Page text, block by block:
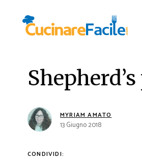
MYRIAM AMATO
13 Giugno 2018
CONDIVIDI: